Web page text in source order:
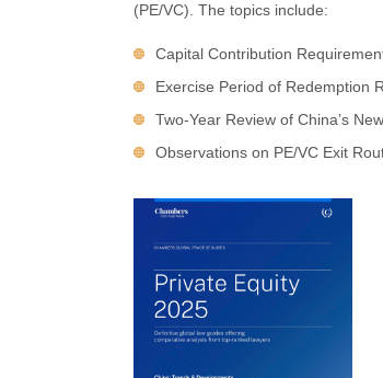
(PE/VC). The topics include:
Capital Contribution
Exercise Period of Redemption
Two-Year Review of China’s
Observations on PE/VC Exit